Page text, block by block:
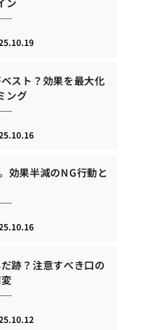
スト？効果を最大化
ング
効果半減のNG行動と
跡？注意すべき口の